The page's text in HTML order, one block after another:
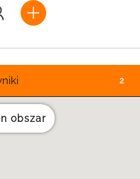
2
obszar